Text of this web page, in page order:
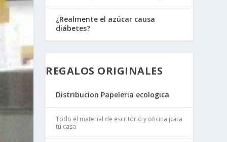
¿Realmente el azúcar causa
diábetes?
REGALOS ORIGINALES
Distribucion Papeleria ecologica
Todo el material de escritorio y oficina para
tu casa